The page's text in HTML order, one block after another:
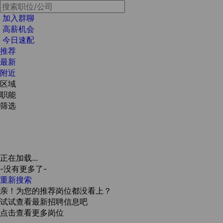
加入群聊
高薪机会
今日速配
推荐
最新
附近
区域
职能
筛选
正在加载...
-没有更多了-
重新搜索
亲！为您的推荐岗位都没看上？
试试查看最新招聘信息吧
点击查看更多岗位